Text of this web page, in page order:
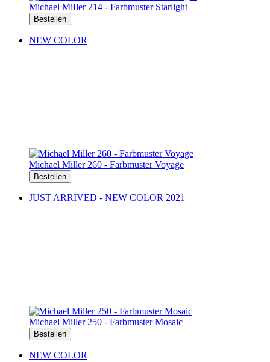
Michael MiIler 214 - Farbmuster Starlight
Bestellen
NEW COLOR
Michael Miller 260 - Farbmuster Voyage
Bestellen
JUST ARRIVED - NEW COLOR 2021
Michael Miller 250 - Farbmuster Mosaic
Bestellen
NEW COLOR